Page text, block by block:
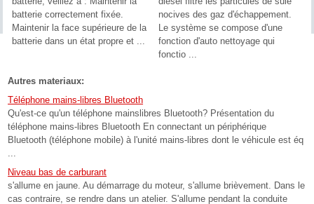
batterie correctement fixée.
Maintenir la face supérieure de la
batterie dans un état propre et ...
nocives des gaz d'échappement.
Le système se compose d'une
fonction d'auto nettoyage qui
fonctio ...
Autres materiaux:
Téléphone mains-libres Bluetooth
Qu'est-ce qu'un téléphone mainslibres Bluetooth? Présentation du
téléphone mains-libres Bluetooth En connectant un périphérique
Bluetooth (téléphone mobile) à l'unité mains-libres dont le véhicule est éq
...
Niveau bas de carburant
s'allume en jaune. Au démarrage du moteur, s'allume brièvement. Dans le
cas contraire, se rendre dans un atelier. S'allume pendant la conduite